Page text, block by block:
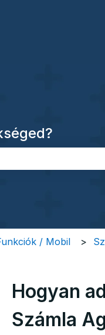
/ Mobil
Hogyan
Számla